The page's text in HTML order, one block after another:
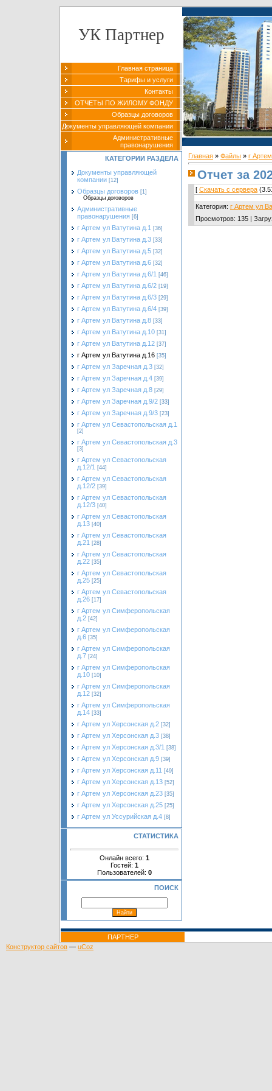
УК Партнер
Главная страница
Тарифы и услуги
Контакты
ОТЧЕТЫ ПО ЖИЛОМУ ФОНДУ
Образцы договоров
Документы управляющей компании
Административные
правонарушения
КАТЕГОРИИ РАЗДЕЛА
Документы управляющей
компании [12]
Образцы договоров [1]
Образцы договоров
Административные
правонарушения [6]
г Артем ул Ватутина д.1 [36]
г Артем ул Ватутина д.3 [33]
г Артем ул Ватутина д.5 [32]
г Артем ул Ватутина д.6 [32]
г Артем ул Ватутина д.6/1 [46]
г Артем ул Ватутина д.6/2 [19]
г Артем ул Ватутина д.6/3 [29]
г Артем ул Ватутина д.6/4 [39]
г Артем ул Ватутина д.8 [33]
г Артем ул Ватутина д.10 [31]
г Артем ул Ватутина д.12 [37]
г Артем ул Ватутина д.16 [35]
г Артем ул Заречная д.3 [32]
г Артем ул Заречная д.4 [39]
г Артем ул Заречная д.8 [29]
г Артем ул Заречная д.9/2 [33]
г Артем ул Заречная д.9/3 [23]
г Артем ул Севастопольская д.1
[2]
г Артем ул Севастопольская д.3
[3]
г Артем ул Севастопольская
д.12/1 [44]
г Артем ул Севастопольская
д.12/2 [39]
г Артем ул Севастопольская
д.12/3 [40]
г Артем ул Севастопольская
д.13 [40]
г Артем ул Севастопольская
д.21 [28]
г Артем ул Севастопольская
д.22 [35]
г Артем ул Севастопольская
д.25 [25]
г Артем ул Севастопольская
д.26 [17]
г Артем ул Симферопольская
д.2 [42]
г Артем ул Симферопольская
д.6 [35]
г Артем ул Симферопольская
д.7 [24]
г Артем ул Симферопольская
д.10 [10]
г Артем ул Симферопольская
д.12 [32]
г Артем ул Симферопольская
д.14 [33]
г Артем ул Херсонская д.2 [32]
г Артем ул Херсонская д.3 [38]
г Артем ул Херсонская д.3/1 [38]
г Артем ул Херсонская д.9 [39]
г Артем ул Херсонская д.11 [49]
г Артем ул Херсонская д.13 [52]
г Артем ул Херсонская д.23 [35]
г Артем ул Херсонская д.25 [25]
г Артем ул Уссурийская д.4 [8]
СТАТИСТИКА
Онлайн всего: 1
Гостей: 1
Пользователей: 0
ПОИСК
Главная » Файлы » г
Отчет за
[ Скачать с сервера
Категория: г Артем ул
Просмотров: 135 |
ПАРТНЕР
Конструктор сайтов — uCoz